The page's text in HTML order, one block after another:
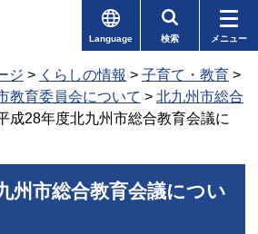
Language 検索 メニュー
ジ > くらしの情報 > 子育て・教育 >
教育委員会について > 北九州市総合
成28年度北九州市総合教育会議に
州市総合教育会議につい